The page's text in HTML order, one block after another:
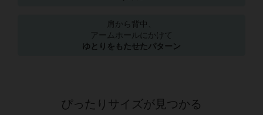
肩から背中、
アームホールにかけて
ゆとりをもたせたパターン
ぴったりサイズが見つかる